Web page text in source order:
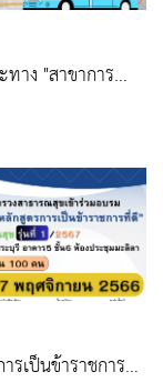
าง "สาขาการ
รเป็นข้าราชการที่